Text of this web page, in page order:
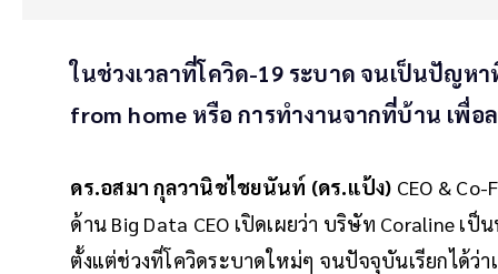
ในช่วงเวลาที่โควิด-19 ระบาด จนเป็นปัญหา
from home หรือ การทำงานจากที่บ้าน เพื่
ดร.อสมา กุลวานิชไชยนันท์ (ดร.แป้ง) CEO &
ด้าน Big Data CEO เปิดเผยว่า บริษัท Coraline เ
ตั้งแต่ช่วงที่โควิดระบาดใหม่ๆ จนปัจจุบันเรียกได้ว่